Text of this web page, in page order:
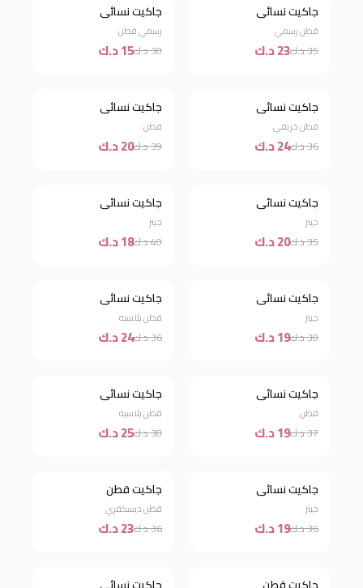
خصم 34%
جاكيت نسائي
قطن رسمي
35 د.ك 23 د.ك
خصم 50%
جاكيت نسائي
رسمي قطن
30 د.ك 15 د.ك
خصم 33%
جاكيت نسائي
قطن خريفي
36 د.ك 24 د.ك
خصم 49%
جاكيت نسائي
قطن
39 د.ك 20 د.ك
خصم 43%
جاكيت نسائي
جينز
35 د.ك 20 د.ك
خصم 55%
جاكيت نسائي
جينز
40 د.ك 18 د.ك
خصم 37%
جاكيت نسائي
جينز
30 د.ك 19 د.ك
خصم 33%
جاكيت نسائي
قطن بلاسيه
36 د.ك 24 د.ك
خصم 49%
جاكيت نسائي
قطن
37 د.ك 19 د.ك
خصم 34%
جاكيت نسائي
قطن بلاسيه
38 د.ك 25 د.ك
خصم 47%
جاكيت نسائي
جينز
36 د.ك 19 د.ك
خصم 36%
جاكيت قطن
قطن ديسكفري
36 د.ك 23 د.ك
خصم 36% خصم 47%